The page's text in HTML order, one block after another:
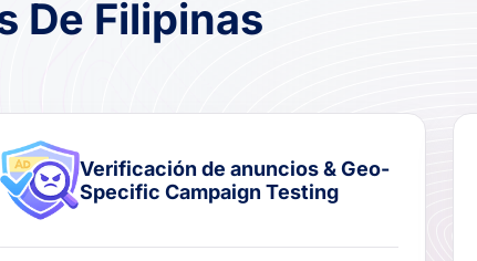
De Filipinas
Verificación de anuncios & Geo-
Specific Campaign Testing